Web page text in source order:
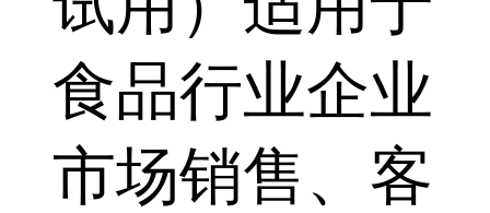
食品行业企业
市场销售、客